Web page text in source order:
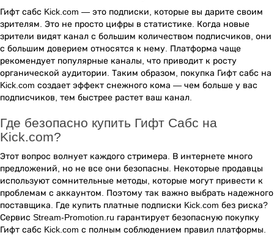
Гифт сабс Kick.com — это подписки, которые вы дарите своим
зрителям. Это не просто цифры в статистике. Когда новые
зрители видят канал с большим количеством подписчиков, они
с большим доверием относятся к нему. Платформа чаще
рекомендует популярные каналы, что приводит к росту
органической аудитории. Таким образом, покупка Гифт сабс на
Kick.com создает эффект снежного кома — чем больше у вас
подписчиков, тем быстрее растет ваш канал.
Где безопасно купить Гифт Сабс на
Kick.com?
Этот вопрос волнует каждого стримера. В интернете много
предложений, но не все они безопасны. Некоторые продавцы
используют сомнительные методы, которые могут привести к
проблемам с аккаунтом. Поэтому так важно выбрать надежного
поставщика. Где купить платные подписки Kick.com без риска?
Сервис Stream-Promotion.ru гарантирует безопасную покупку
Гифт сабс Kick.com с полным соблюдением правил платформы.